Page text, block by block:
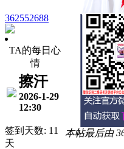
362552688
TA的每日心
情
擦汗
2026-1-29
12:30
签到天数: 11
天
本帖最后由